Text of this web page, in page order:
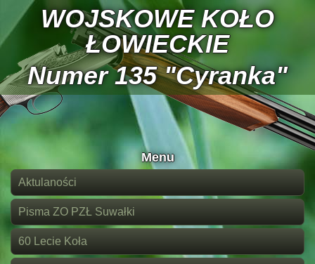
WOJSKOWE KOŁO
ŁOWIECKIE
Numer 135 "Cyranka"
Menu
Aktulaności
Pisma ZO PZŁ Suwałki
60 Lecie Koła